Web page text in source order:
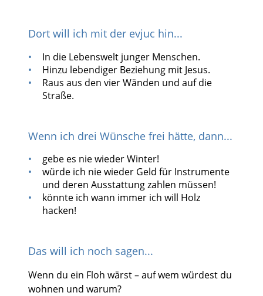
Dort will ich mit der evjuc hin...
In die Lebenswelt junger Menschen.
Hinzu lebendiger Beziehung mit Jesus.
Raus aus den vier Wänden und auf die
Straße.
Wenn ich drei Wünsche frei hätte, dann...
gebe es nie wieder Winter!
würde ich nie wieder Geld für Instrumente
und deren Ausstattung zahlen müssen!
könnte ich wann immer ich will Holz
hacken!
Das will ich noch sagen...
Wenn du ein Floh wärst – auf wem würdest du
wohnen und warum?